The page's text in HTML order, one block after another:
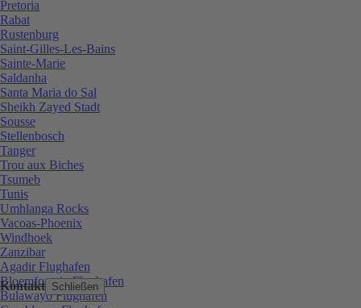
Kontakt Schließen
Pretoria
Rabat
Rustenburg
Saint-Gilles-Les-Bains
Sainte-Marie
Saldanha
Santa Maria do Sal
Sheikh Zayed Stadt
Sousse
Stellenbosch
Tanger
Trou aux Biches
Tsumeb
Tunis
Umhlanga Rocks
Vacoas-Phoenix
Windhoek
Zanzibar
Agadir Flughafen
Bloemfontein Flughafen
Bulawayo Flughafen